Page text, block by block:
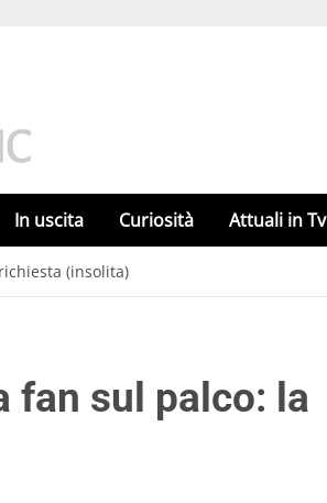
In uscita Curiosità Attuali in Tv
(insolita)
fan sul palco: la